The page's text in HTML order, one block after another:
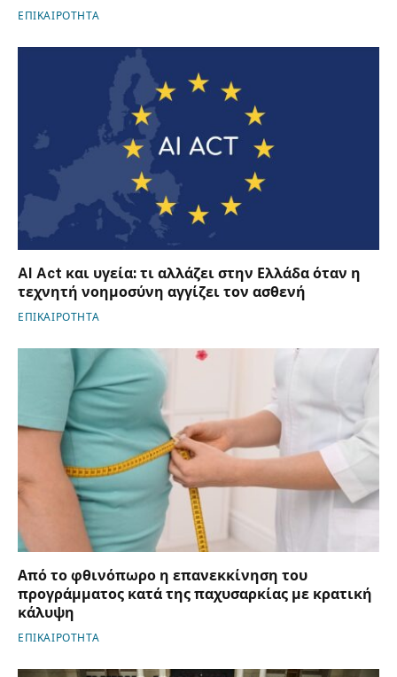
ΕΠΙΚΑΙΡΟΤΗΤΑ
AI Act και υγεία: τι αλλάζει στην Ελλάδα όταν η
τεχνητή νοημοσύνη αγγίζει τον ασθενή
ΕΠΙΚΑΙΡΟΤΗΤΑ
Από το φθινόπωρο η επανεκκίνηση του
προγράμματος κατά της παχυσαρκίας με κρατική
κάλυψη
ΕΠΙΚΑΙΡΟΤΗΤΑ